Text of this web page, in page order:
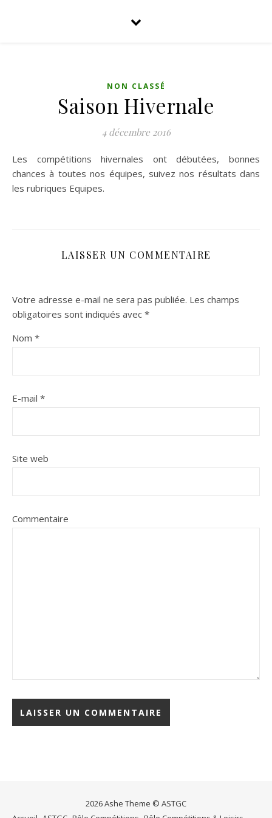
NON CLASSÉ
Saison Hivernale
4 décembre 2016
Les compétitions hivernales ont débutées, bonnes
chances à toutes nos équipes, suivez nos résultats dans
les rubriques Equipes.
LAISSER UN COMMENTAIRE
Votre adresse e-mail ne sera pas publiée. Les champs
obligatoires sont indiqués avec *
Nom *
E-mail *
Site web
Commentaire
2026 Ashe Theme © ASTGC